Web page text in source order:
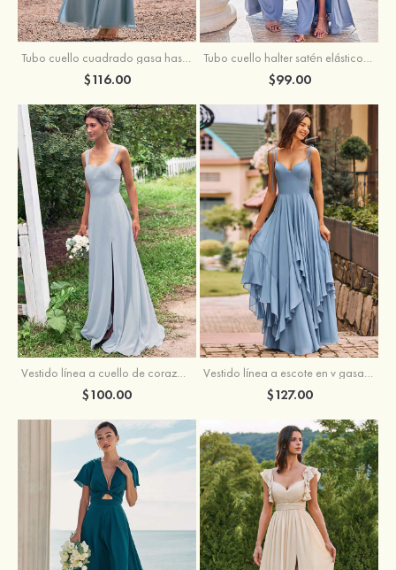
Tubo cuello cuadrado gasa hasta el suelo vestido de dama de honor
$116.00
Tubo cuello halter satén elástico hasta el suelo vestido de dama de honor
$99.00
Vestido línea a cuello de corazón gasa hasta el suelo vestido de dama de honor
$100.00
Vestido línea a escote en v gasa hasta el suelo vestido de dama de honor
$127.00